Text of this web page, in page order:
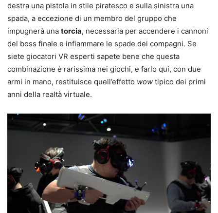
destra una pistola in stile piratesco e sulla sinistra una
spada, a eccezione di un membro del gruppo che
impugnerà una torcia, necessaria per accendere i cannoni
del boss finale e infiammare le spade dei compagni. Se
siete giocatori VR esperti sapete bene che questa
combinazione è rarissima nei giochi, e farlo qui, con due
armi in mano, restituisce quell’effetto wow tipico dei primi
anni della realtà virtuale.